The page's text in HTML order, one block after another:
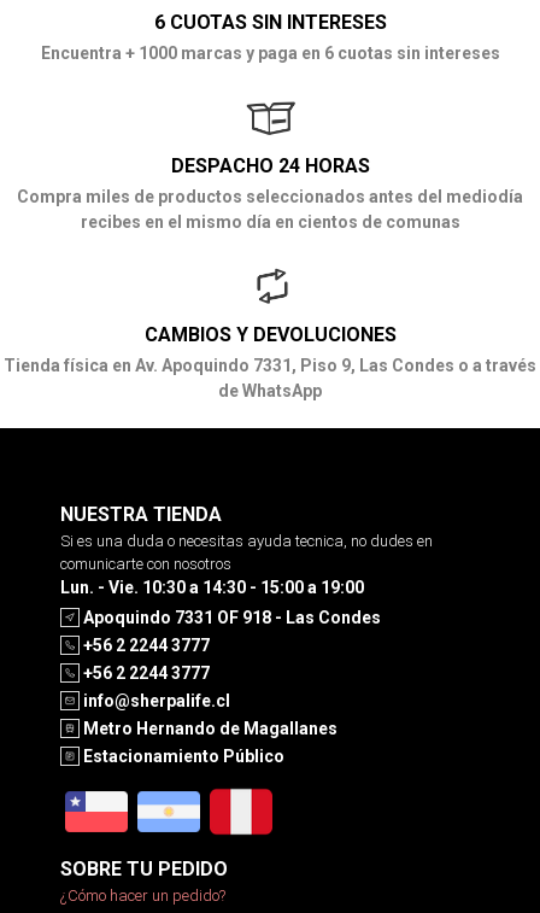
6 CUOTAS SIN INTERESES
Encuentra + 1000 marcas y paga en 6 cuotas sin intereses
DESPACHO 24 HORAS
Compra miles de productos seleccionados antes del mediodía
recibes en el mismo día en cientos de comunas
CAMBIOS Y DEVOLUCIONES
Tienda física en Av. Apoquindo 7331, Piso 9, Las Condes o a través
de WhatsApp
NUESTRA TIENDA
Si es una duda o necesitas ayuda tecnica, no dudes en
comunicarte con nosotros
Lun. - Vie. 10:30 a 14:30 - 15:00 a 19:00
Apoquindo 7331 OF 918 - Las Condes
+56 2 2244 3777
+56 2 2244 3777
info@sherpalife.cl
Metro Hernando de Magallanes
Estacionamiento Público
SOBRE TU PEDIDO
¿Cómo hacer un pedido?